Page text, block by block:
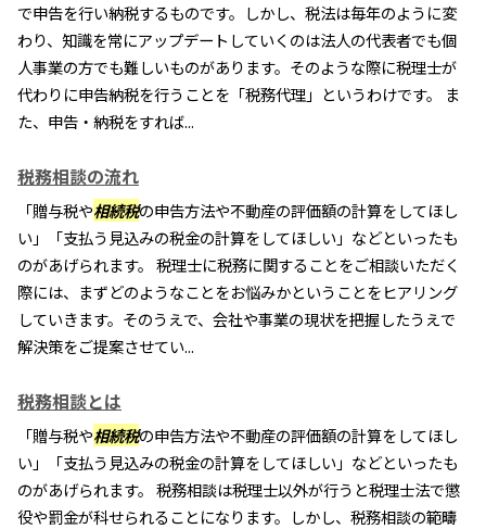
で申告を行い納税するものです。しかし、税法は毎年のように変
わり、知識を常にアップデートしていくのは法人の代表者でも個
人事業の方でも難しいものがあります。そのような際に税理士が
代わりに申告納税を行うことを「税務代理」というわけです。 ま
た、申告・納税をすれば...
税務相談の流れ
「贈与税や相続税の申告方法や不動産の評価額の計算をしてほし
い」「支払う見込みの税金の計算をしてほしい」などといったも
のがあげられます。 税理士に税務に関することをご相談いただく
際には、まずどのようなことをお悩みかということをヒアリング
していきます。そのうえで、会社や事業の現状を把握したうえで
解決策をご提案させてい...
税務相談とは
「贈与税や相続税の申告方法や不動産の評価額の計算をしてほし
い」「支払う見込みの税金の計算をしてほしい」などといったも
のがあげられます。 税務相談は税理士以外が行うと税理士法で懲
役や罰金が科せられることになります。しかし、税務相談の範疇